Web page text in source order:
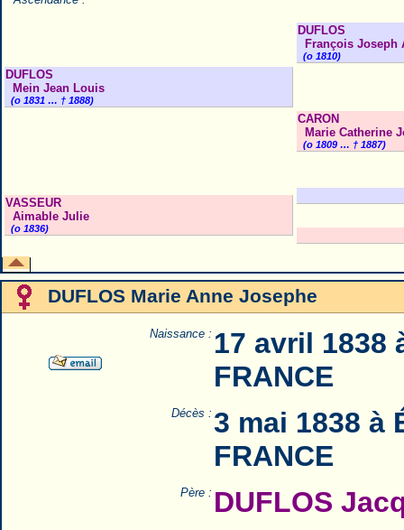
DUFLOS
Mein Jean Louis
(o 1831 … † 1888)
DUFLOS
François Joseph
(o 1810)
CARON
Marie Catherine
(o 1809 … † 1887)
VASSEUR
Aimable Julie
(o 1836)
DUFLOS Marie Anne Josephe
Naissance : 17 avril 1838
FRANCE
Décès : 3 mai 1838 à
FRANCE
Père : DUFLOS